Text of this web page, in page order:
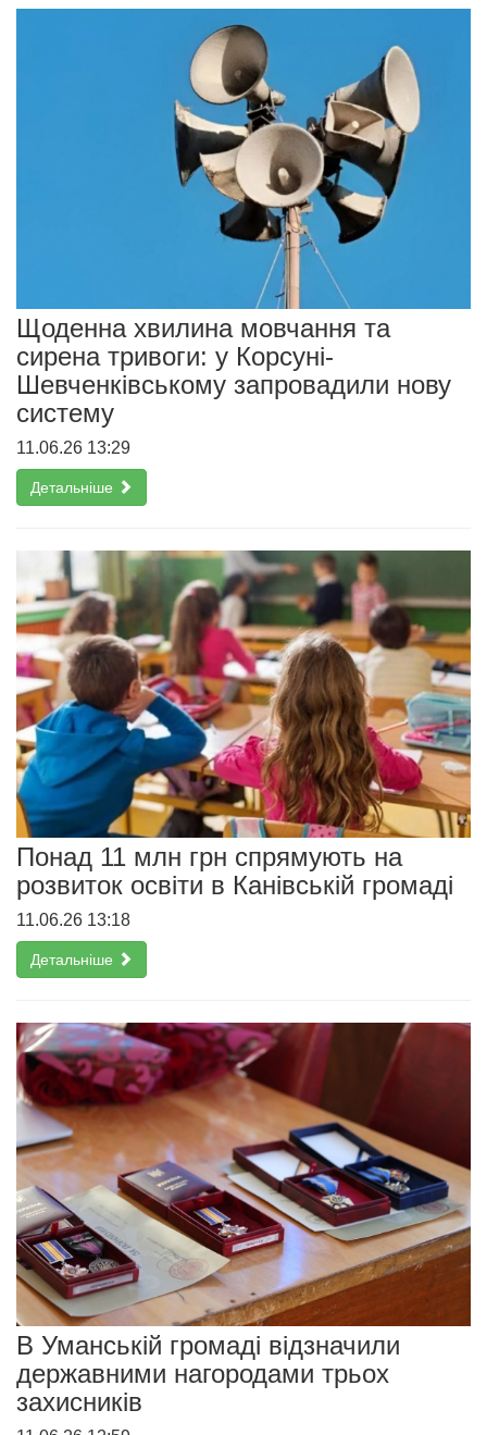
Щоденна хвилина мовчання та
сирена тривоги: у Корсуні-
Шевченківському запровадили нову
систему
11.06.26 13:29
Детальніше
Понад 11 млн грн спрямують на
розвиток освіти в Канівській громаді
11.06.26 13:18
Детальніше
В Уманській громаді відзначили
державними нагородами трьох
захисників